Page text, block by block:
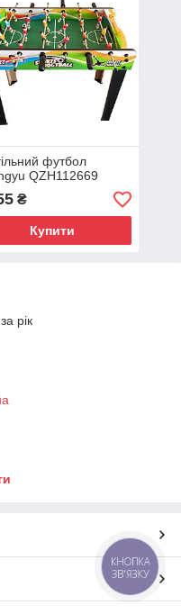
футбол
QZH112669
₴
Купити
рік
КНОПКА
ЗВ'ЯЗКУ